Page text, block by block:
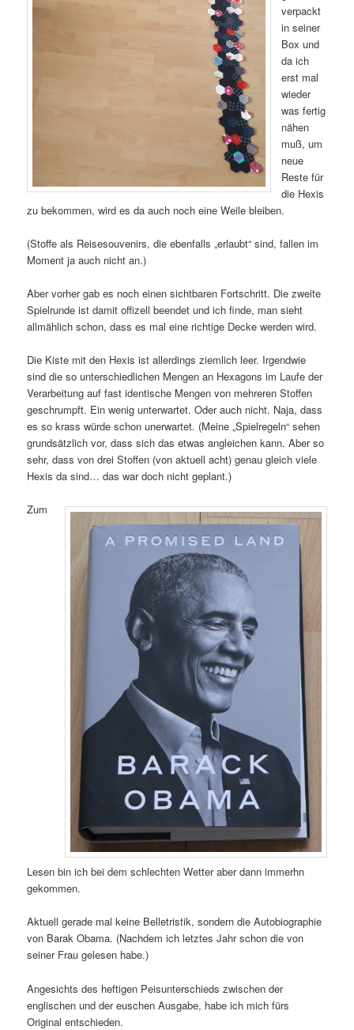
verpackt
in seiner
Box und
da ich
erst mal
wieder
was fertig
nähen
muß, um
neue
Reste für
die Hexis
zu bekommen, wird es da auch noch eine Weile bleiben.
(Stoffe als Reisesouvenirs, die ebenfalls „erlaubt“ sind, fallen im
Moment ja auch nicht an.)
Aber vorher gab es noch einen sichtbaren Fortschritt. Die zweite
Spielrunde ist damit offizell beendet und ich finde, man sieht
allmählich schon, dass es mal eine richtige Decke werden wird.
Die Kiste mit den Hexis ist allerdings ziemlich leer. Irgendwie
sind die so unterschiedlichen Mengen an Hexagons im Laufe der
Verarbeitung auf fast identische Mengen von mehreren Stoffen
geschrumpft. Ein wenig unterwartet. Oder auch nicht. Naja, dass
es so krass würde schon unerwartet. (Meine „Spielregeln“ sehen
grundsätzlich vor, dass sich das etwas angleichen kann. Aber so
sehr, dass von drei Stoffen (von aktuell acht) genau gleich viele
Hexis da sind… das war doch nicht geplant.)
Zum
Lesen bin ich bei dem schlechten Wetter aber dann immerhn
gekommen.
Aktuell gerade mal keine Belletristik, sondern die Autobiographie
von Barak Obama. (Nachdem ich letztes Jahr schon die von
seiner Frau gelesen habe.)
Angesichts des heftigen Peisunterschieds zwischen der
englischen und der euschen Ausgabe, habe ich mich fürs
Original entschieden.